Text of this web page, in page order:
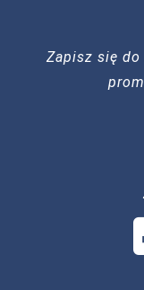
Zapisz się